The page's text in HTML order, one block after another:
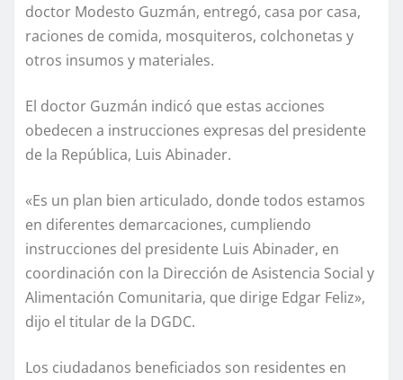
doctor Modesto Guzmán, entregó, casa por casa,
raciones de comida, mosquiteros, colchonetas y
otros insumos y materiales.
El doctor Guzmán indicó que estas acciones
obedecen a instrucciones expresas del presidente
de la República, Luis Abinader.
«Es un plan bien articulado, donde todos estamos
en diferentes demarcaciones, cumpliendo
instrucciones del presidente Luis Abinader, en
coordinación con la Dirección de Asistencia Social y
Alimentación Comunitaria, que dirige Edgar Feliz»,
dijo el titular de la DGDC.
Los ciudadanos beneficiados son residentes en